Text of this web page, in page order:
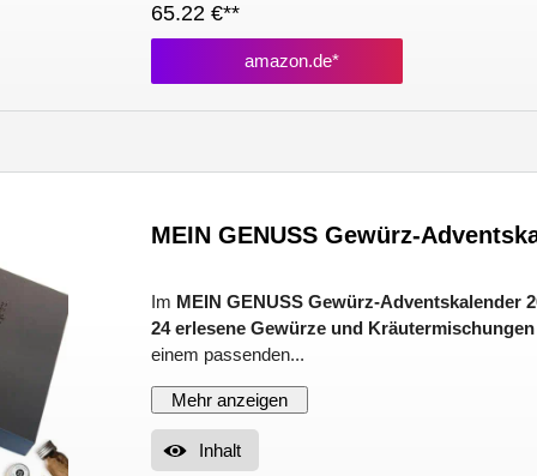
65.22 €**
amazon.de*
MEIN GENUSS Gewürz-
Im MEIN GENUSS Gewürz-Adventskalender
24 erlesene Gewürze und Kräutermischungen
einem passenden...
Mehr anzeigen
Inhalt